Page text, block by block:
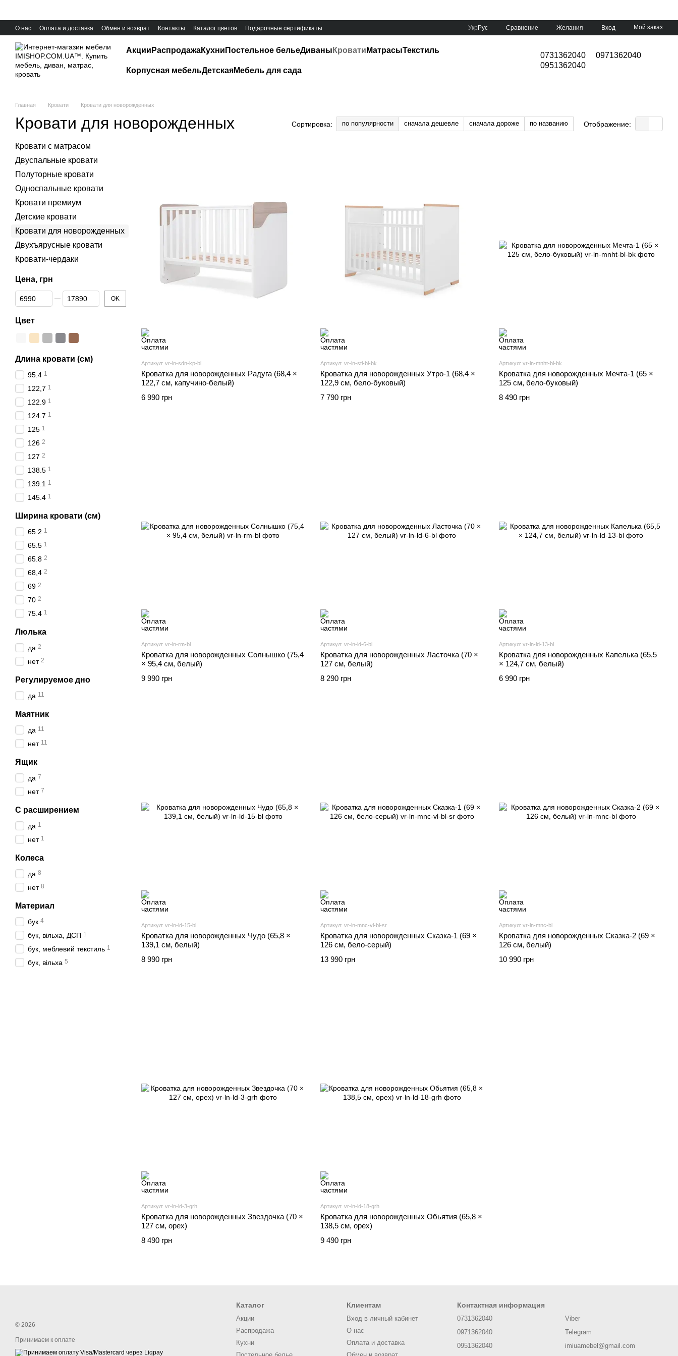
О нас Оплата и доставка Обмен и возврат Контакты Каталог цветов Подарочные сертификаты Укр Рус Сравнение Желания Вход Мой заказ
Акции РаспродажаКухни Постельное бельеДиваны Кровати МатрасыТекстиль
Корпусная мебельДетскаяМебель для сада
0731362040
0971362040
0951362040
Главная Кровати Кровати для новорожденных
Кровати для новорожденных Сортировка: по популярности сначала дешевле сначала дороже по названию Отображение:
Артикул: vr-ln-sdn-kp-bl
Кроватка для новорожденных Радуга (68,4 ×
122,7 см, капучино-белый)
6 990 грн
Артикул: vr-ln-stl-bl-bk
Кроватка для новорожденных Утро-1 (68,4 ×
122,9 см, бело-буковый)
7 790 грн
Артикул: vr-ln-mnht-bl-bk
Кроватка для новорожденных Мечта-1 (65 ×
125 см, бело-буковый)
8 490 грн
Артикул: vr-ln-rm-bl
Кроватка для новорожденных Солнышко (75,4
× 95,4 см, белый)
9 990 грн
Артикул: vr-ln-ld-6-bl
Кроватка для новорожденных Ласточка (70 ×
127 см, белый)
8 290 грн
Артикул: vr-ln-ld-13-bl
Кроватка для новорожденных Капелька (65,5
× 124,7 см, белый)
6 990 грн
Артикул: vr-ln-ld-15-bl
Кроватка для новорожденных Чудо (65,8 ×
139,1 см, белый)
8 990 грн
Артикул: vr-ln-mnc-vl-bl-sr
Кроватка для новорожденных Сказка-1 (69 ×
126 см, бело-серый)
13 990 грн
Артикул: vr-ln-mnc-bl
Кроватка для новорожденных Сказка-2 (69 ×
126 см, белый)
10 990 грн
Артикул: vr-ln-ld-3-grh
Кроватка для новорожденных Звездочка (70 ×
127 см, орех)
8 490 грн
Артикул: vr-ln-ld-18-grh
Кроватка для новорожденных Обьятия (65,8 ×
138,5 см, орех)
9 490 грн
Кровати с матрасом
Двуспальные кровати
Полуторные кровати
Односпальные кровати
Кровати премиум
Детские кровати
Кровати для новорожденных
Двухъярусные кровати
Кровати-чердаки
Цена, грн
От Цена, грн
До Цена, грн OK
Цвет
Длина кровати (см)
95.4 1
122,7 1
122.9 1
124.7 1
125 1
126 2
127 2
138.5 1
139.1 1
145.4 1
Ширина кровати (см)
65.2 1
65.5 1
65.8 2
68,4 2
69 2
70 2
75.4 1
Люлька
да 2
нет 2
Регулируемое дно
да 11
Маятник
да 11
нет 11
Ящик
да 7
нет 7
С расширением
да 1
нет 1
Колеса
да 8
нет 8
Материал
бук 4
бук, вільха, ДСП 1
бук, меблевий текстиль 1
бук, вільха 5
© 2026
Принимаем к оплате
Каталог
Акции
Распродажа
Кухни
Клиентам
Вход в личный кабинет
О нас
Оплата и доставка
Контактная информация
0731362040
0971362040
0951362040
Viber
Telegram
imiuamebel@gmail.com